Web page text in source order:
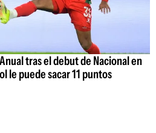
tras el debut de Nacional en
le puede sacar 11 puntos